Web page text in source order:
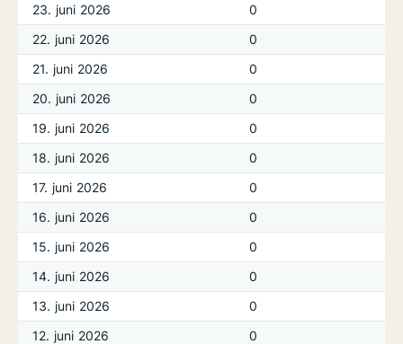
23. juni 2026
0
22. juni 2026
0
21. juni 2026
0
20. juni 2026
0
19. juni 2026
0
18. juni 2026
0
17. juni 2026
0
16. juni 2026
0
15. juni 2026
0
14. juni 2026
0
13. juni 2026
0
12. juni 2026
0